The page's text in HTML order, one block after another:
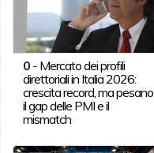
0- Mercato dei profili
direttoriali in Italia 2026:
crescita record, ma pesano
il gap delle PMI e il
mismatch